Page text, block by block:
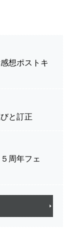
想ポストキ
と訂正
周年フェ